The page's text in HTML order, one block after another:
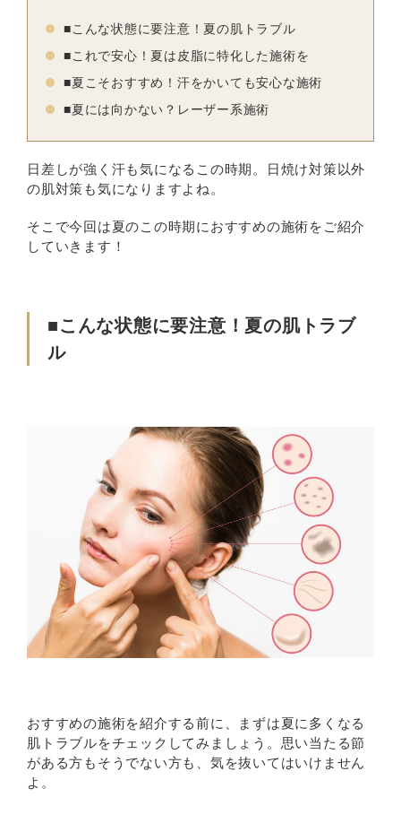
■こんな状態に要注意！夏の肌トラブル
■これで安心！夏は皮脂に特化した施術を
■夏こそおすすめ！汗をかいても安心な施術
■夏には向かない？レーザー系施術
日差しが強く汗も気になるこの時期。日焼け対策以外
の肌対策も気になりますよね。
そこで今回は夏のこの時期におすすめの施術をご紹介
していきます！
■こんな状態に要注意！夏の肌トラブ
ル
おすすめの施術を紹介する前に、まずは夏に多くなる
肌トラブルをチェックしてみましょう。思い当たる節
がある方もそうでない方も、気を抜いてはいけません
よ。